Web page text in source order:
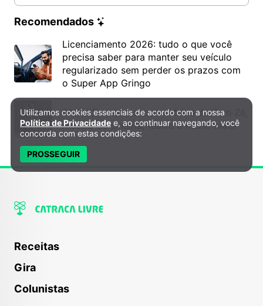
Recomendados
Licenciamento 2026: tudo o que você
precisa saber para manter seu veículo
regularizado sem perder os prazos com
o Super App Gringo
6º DH Fest tem show na faixa de Tom Zé,
mostra de cinema, teatro e muito mais!
Receitas
Gira
Colunistas
Política de Privacidade e Cookies
Utilizamos cookies essenciais de acordo com a nossa
Política de Privacidade e, ao continuar navegando, você
concorda com estas condições:
PROSSEGUIR